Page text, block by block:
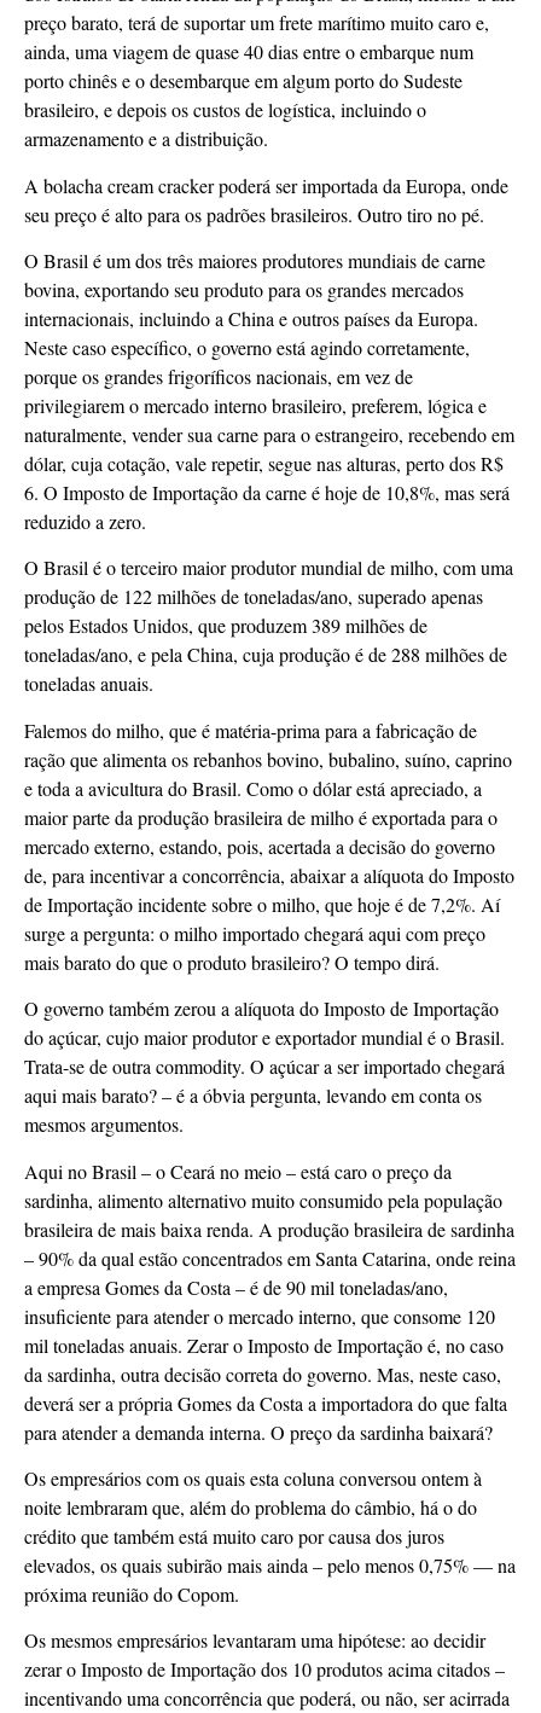
preço barato, terá de suportar um frete marítimo muito caro e,
ainda, uma viagem de quase 40 dias entre o embarque num
porto chinês e o desembarque em algum porto do Sudeste
brasileiro, e depois os custos de logística, incluindo o
armazenamento e a distribuição.
A bolacha cream cracker poderá ser importada da Europa, onde
seu preço é alto para os padrões brasileiros. Outro tiro no pé.
O Brasil é um dos três maiores produtores mundiais de carne
bovina, exportando seu produto para os grandes mercados
internacionais, incluindo a China e outros países da Europa.
Neste caso específico, o governo está agindo corretamente,
porque os grandes frigoríficos nacionais, em vez de
privilegiarem o mercado interno brasileiro, preferem, lógica e
naturalmente, vender sua carne para o estrangeiro, recebendo em
dólar, cuja cotação, vale repetir, segue nas alturas, perto dos R$
6. O Imposto de Importação da carne é hoje de 10,8%, mas será
reduzido a zero.
O Brasil é o terceiro maior produtor mundial de milho, com uma
produção de 122 milhões de toneladas/ano, superado apenas
pelos Estados Unidos, que produzem 389 milhões de
toneladas/ano, e pela China, cuja produção é de 288 milhões de
toneladas anuais.
Falemos do milho, que é matéria-prima para a fabricação de
ração que alimenta os rebanhos bovino, bubalino, suíno, caprino
e toda a avicultura do Brasil. Como o dólar está apreciado, a
maior parte da produção brasileira de milho é exportada para o
mercado externo, estando, pois, acertada a decisão do governo
de, para incentivar a concorrência, abaixar a alíquota do Imposto
de Importação incidente sobre o milho, que hoje é de 7,2%. Aí
surge a pergunta: o milho importado chegará aqui com preço
mais barato do que o produto brasileiro? O tempo dirá.
O governo também zerou a alíquota do Imposto de Importação
do açúcar, cujo maior produtor e exportador mundial é o Brasil.
Trata-se de outra commodity. O açúcar a ser importado chegará
aqui mais barato? – é a óbvia pergunta, levando em conta os
mesmos argumentos.
Aqui no Brasil – o Ceará no meio – está caro o preço da
sardinha, alimento alternativo muito consumido pela população
brasileira de mais baixa renda. A produção brasileira de sardinha
– 90% da qual estão concentrados em Santa Catarina, onde reina
a empresa Gomes da Costa – é de 90 mil toneladas/ano,
insuficiente para atender o mercado interno, que consome 120
mil toneladas anuais. Zerar o Imposto de Importação é, no caso
da sardinha, outra decisão correta do governo. Mas, neste caso,
deverá ser a própria Gomes da Costa a importadora do que falta
para atender a demanda interna. O preço da sardinha baixará?
Os empresários com os quais esta coluna conversou ontem à
noite lembraram que, além do problema do câmbio, há o do
crédito que também está muito caro por causa dos juros
elevados, os quais subirão mais ainda – pelo menos 0,75% — na
próxima reunião do Copom.
Os mesmos empresários levantaram uma hipótese: ao decidir
zerar o Imposto de Importação dos 10 produtos acima citados –
incentivando uma concorrência que poderá, ou não, ser acirrada